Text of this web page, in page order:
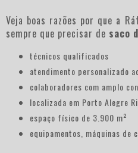
Veja boas razões por que a
sempre que precisar de saco
técnicos qualificados
atendimento personalizado
colaboradores com amplo
localizada em Porto Alegre
espaço físico de 3.900 m²
equipamentos, máquinas de